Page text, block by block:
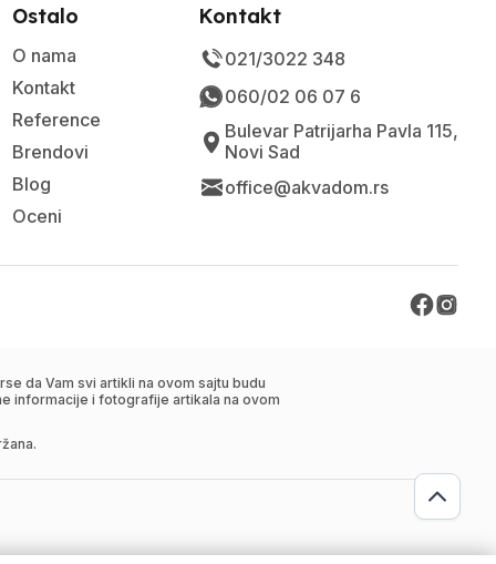
Ostalo
O nama
Kontakt
Reference
Brendovi
Blog
Oceni
Kontakt
021/3022 348
060/02 06 07 6
Bulevar Patrijarha Pavla 115,
Novi Sad
office@akvadom.rs
da Vam svi artikli na ovom sajtu budu
informacije i fotografije artikala na ovom